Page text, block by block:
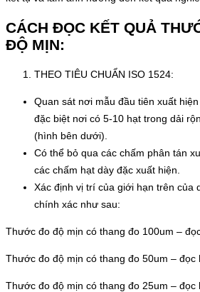
CÁCH ĐỌC KẾT QUẢ
ĐỘ MỊN:
THEO TIÊU CHUẨN ISO 1524:
Quan sát nơi mẫu đầu tiên xuất
đặc biệt nơi có 5-10 hạt trong dải
(hình bên dưới).
Có thể bỏ qua các chấm phân tán
các chấm hạt dày đặc xuất hiện.
Xác định vị trí của giới hạn trên của
chính xác như sau:
Thước đo độ mịn có thang đo 100um –
Thước đo độ mịn có thang đo 50um – đọc
Thước đo độ mịn có thang đo 25um – đọc